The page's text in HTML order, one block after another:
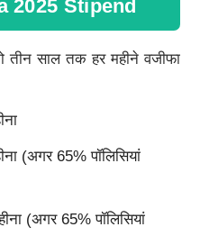
2025 Stipend
साल तक हर महीने वजीफा
(अगर 65% पॉलिसियां
(अगर 65% पॉलिसियां